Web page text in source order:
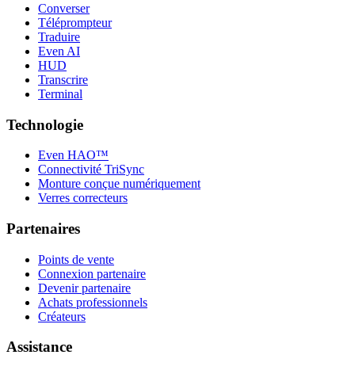
Converser
Téléprompteur
Traduire
Even AI
HUD
Transcrire
Terminal
Technologie
Even HAO™
Connectivité TriSync
Monture conçue numériquement
Verres correcteurs
Partenaires
Points de vente
Connexion partenaire
Devenir partenaire
Achats professionnels
Créateurs
Assistance